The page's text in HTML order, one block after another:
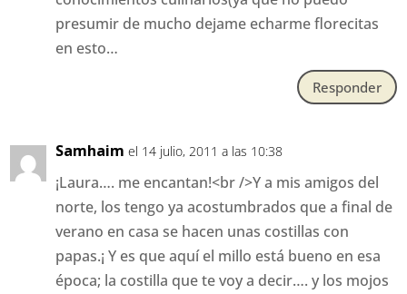
presumir de mucho dejame echarme florecitas
en esto…
Responder
Samhaim el 14 julio, 2011 a las 10:38
¡Laura…. me encantan!<br />Y a mis amigos del
norte, los tengo ya acostumbrados que a final de
verano en casa se hacen unas costillas con
papas.¡ Y es que aquí el millo está bueno en esa
época; la costilla que te voy a decir…. y los mojos